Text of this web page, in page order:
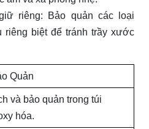
riêng: Bảo quản các loại
riêng biệt để tránh trầy xước
Quản
và bảo quản trong túi
hóa.